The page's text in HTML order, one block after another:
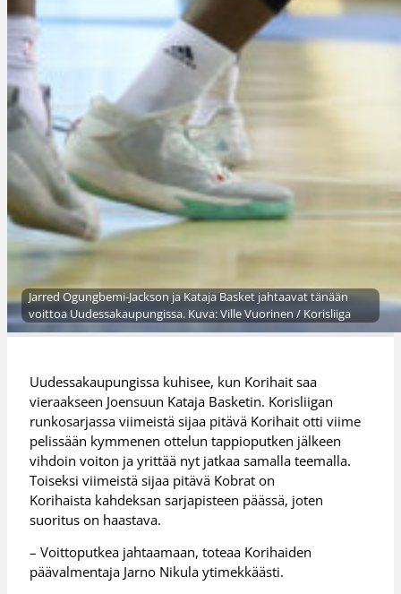
Jarred Ogungbemi-Jackson ja Kataja Basket jahtaavat tänään
voittoa Uudessakaupungissa. Kuva: Ville Vuorinen / Korisliiga
Uudessakaupungissa kuhisee, kun Korihait saa
vieraakseen Joensuun Kataja Basketin. Korisliigan
runkosarjassa viimeistä sijaa pitävä Korihait otti viime
pelissään kymmenen ottelun tappioputken jälkeen
vihdoin voiton ja yrittää nyt jatkaa samalla teemalla.
Toiseksi viimeistä sijaa pitävä Kobrat on
Korihaista kahdeksan sarjapisteen päässä, joten
suoritus on haastava.
– Voittoputkea jahtaamaan, toteaa Korihaiden
päävalmentaja Jarno Nikula ytimekkäästi.